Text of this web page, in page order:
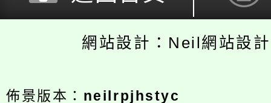
網站設計：Neil網站設
佈景版本： neilrpjhstyc